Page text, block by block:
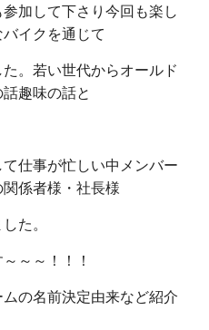
加して下さり今回も楽し
イクを通じて
。若い世代からオールド
趣味の話と
仕事が忙しい中メンバー
係者様・社長様
た。
～～！！！
の名前決定由来など紹介